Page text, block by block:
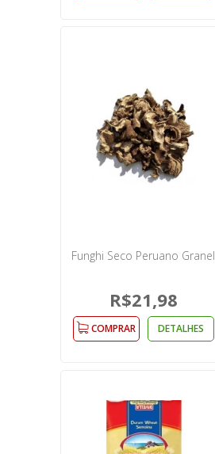
Funghi Seco Peruano Granel
R$21,98
COMPRAR DETALHES